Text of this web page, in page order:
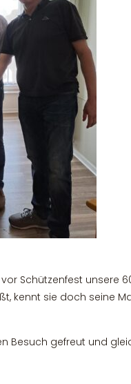
Schützenfest unsere
kennt sie doch seine
Besuch gefreut und